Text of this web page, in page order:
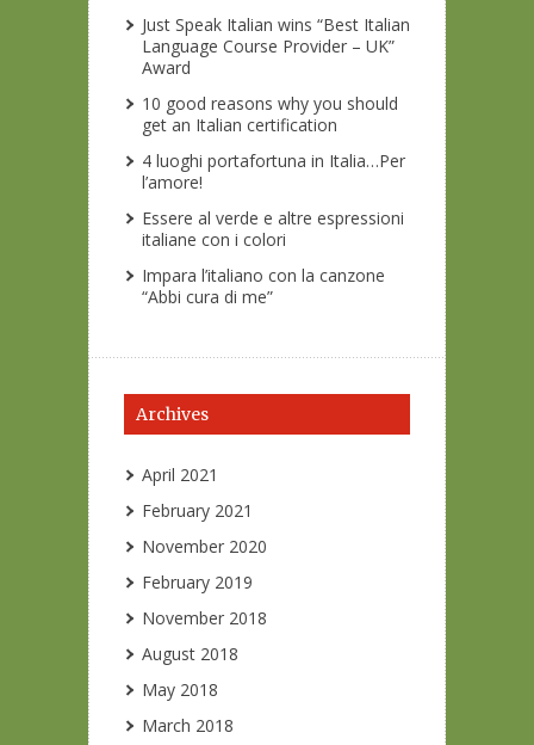
Just Speak Italian wins “Best Italian
Language Course Provider – UK”
Award
10 good reasons why you should
get an Italian certification
4 luoghi portafortuna in Italia…Per
l’amore!
Essere al verde e altre espressioni
italiane con i colori
Impara l’italiano con la canzone
“Abbi cura di me”
Archives
April 2021
February 2021
November 2020
February 2019
November 2018
August 2018
May 2018
March 2018